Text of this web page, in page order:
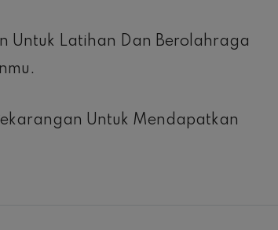
Untuk Latihan Dan Berolahraga
Untuk Mendapatkan